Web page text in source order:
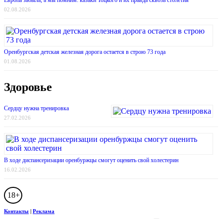
02.08.2026
Оренбургская детская железная дорога остается в строю 73 года
01.08.2026
Здоровье
Сердцу нужна тренировка
27.02.2026
В ходе диспансеризации оренбуржцы смогут оценить свой холестерин
16.02.2026
18+
Контакты | Реклама